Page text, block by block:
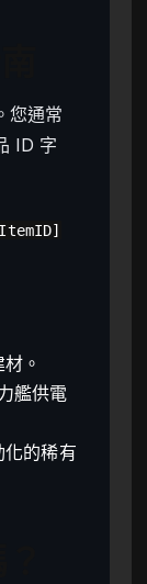
您通常
ID 字
。
艦供電
化的稀有